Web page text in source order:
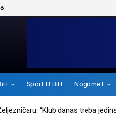
Sport U BiH Nogomet
kakav je zapravo čovjek